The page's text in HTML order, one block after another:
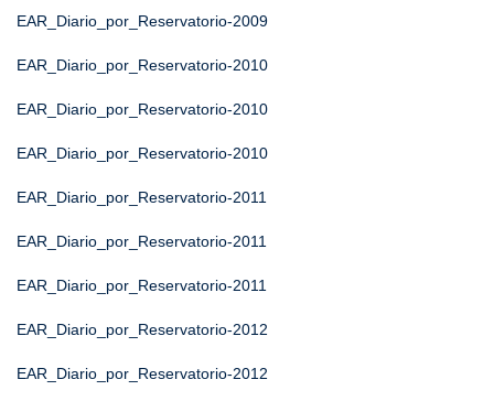
EAR_Diario_por_Reservatorio-2009
EAR_Diario_por_Reservatorio-2010
EAR_Diario_por_Reservatorio-2010
EAR_Diario_por_Reservatorio-2010
EAR_Diario_por_Reservatorio-2011
EAR_Diario_por_Reservatorio-2011
EAR_Diario_por_Reservatorio-2011
EAR_Diario_por_Reservatorio-2012
EAR_Diario_por_Reservatorio-2012